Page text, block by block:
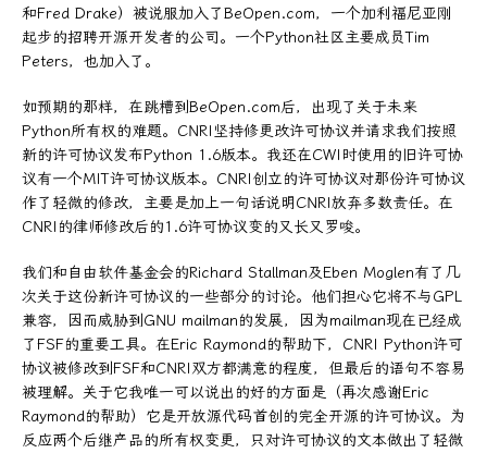
和Fred Drake）被说服加入了BeOpen.com，一个加利福尼亚刚
起步的招聘开源开发者的公司。一个Python社区主要成员Tim
Peters，也加入了。
如预期的那样，在跳槽到BeOpen.com后，出现了关于未来
Python所有权的难题。CNRI坚持修更改许可协议并请求我们按照
新的许可协议发布Python 1.6版本。我还在CWI时使用的旧许可协
议有一个MIT许可协议版本。CNRI创立的许可协议对那份许可协议
作了轻微的修改，主要是加上一句话说明CNRI放弃多数责任。在
CNRI的律师修改后的1.6许可协议变的又长又罗唆。
我们和自由软件基金会的Richard Stallman及Eben Moglen有了几
次关于这份新许可协议的一些部分的讨论。他们担心它将不与GPL
兼容，因而威胁到GNU mailman的发展，因为mailman现在已经成
了FSF的重要工具。在Eric Raymond的帮助下，CNRI Python许可
协议被修改到FSF和CNRI双方都满意的程度，但最后的语句不容易
被理解。关于它我唯一可以说出的好的方面是（再次感谢Eric
Raymond的帮助）它是开放源代码首创的完全开源的许可协议。为
反应两个后继产品的所有权变更，只对许可协议的文本做出了轻微